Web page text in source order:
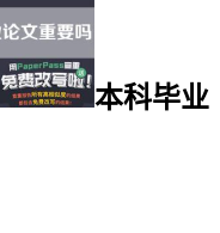
本科毕业